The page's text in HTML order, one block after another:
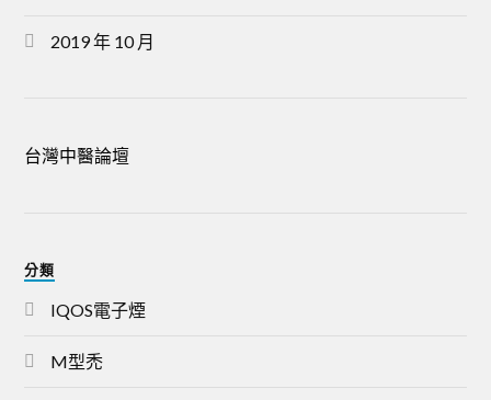
2019 年 10 月
台灣中醫論壇
分類
IQOS電子煙
M型禿